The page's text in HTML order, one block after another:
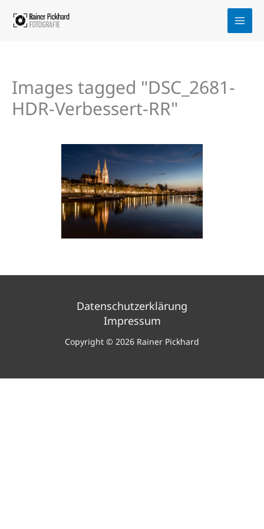
Inhalt
Images tagged "DSC_2681-
HDR-Verbessert-RR"
Datenschutzerklärung
Impressum
Copyright © 2026 Rainer Pickhard